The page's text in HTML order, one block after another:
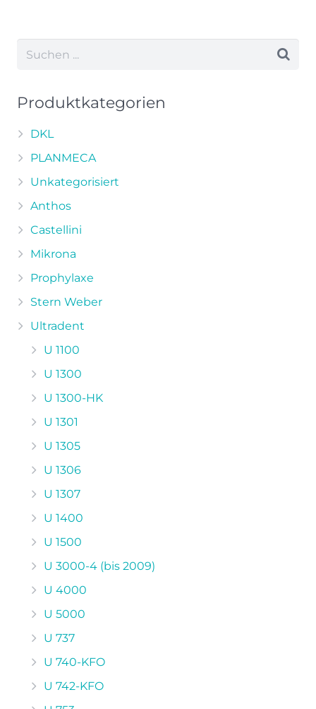
Produktkategorien
DKL
PLANMECA
Unkategorisiert
Anthos
Castellini
Mikrona
Prophylaxe
Stern Weber
Ultradent
U 1100
U 1300
U 1300-HK
U 1301
U 1305
U 1306
U 1307
U 1400
U 1500
U 3000-4 (bis 2009)
U 4000
U 5000
U 737
U 740-KFO
U 742-KFO